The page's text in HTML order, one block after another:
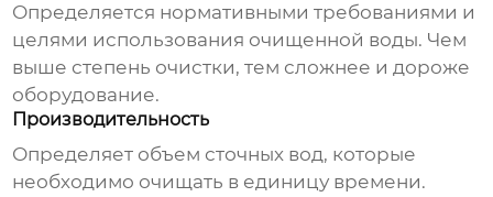
Определяется нормативными требованиями и
целями использования очищенной воды. Чем
выше степень очистки, тем сложнее и дороже
оборудование.
Производительность
Определяет объем сточных вод, которые
необходимо очищать в единицу времени.